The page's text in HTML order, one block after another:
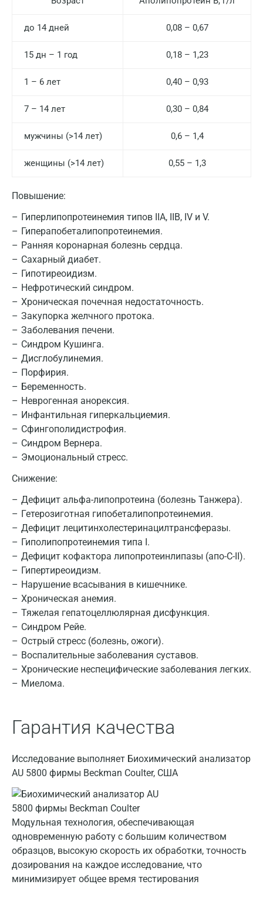
до 14 дней 0,08 – 0,67
15 дн – 1 год 0,18 – 1,23
1 – 6 лет 0,40 – 0,93
7 – 14 лет 0,30 – 0,84
мужчины (>14 лет) 0,6 – 1,4
женщины (>14 лет) 0,55 – 1,3
Повышение:
Гиперлипопротеинемия типов IIА, IIВ, IV и V.
Гиперапобеталипопротеинемия.
Ранняя коронарная болезнь сердца.
Сахарный диабет.
Гипотиреоидизм.
Нефротический синдром.
Хроническая почечная недостаточность.
Закупорка желчного протока.
Заболевания печени.
Синдром Кушинга.
Дисглобулинемия.
Порфирия.
Беременность.
Неврогенная анорексия.
Инфантильная гиперкальциемия.
Сфингополидистрофия.
Синдром Вернера.
Эмоциональный стресс.
Снижение:
Дефицит альфа-липопротеина (болезнь Танжера).
Гетерозиготная гипобеталипопротеинемия.
Дефицит лецитинхолестеринацилтрансферазы.
Гиполипопротеинемия типа I.
Дефицит кофактора липопротеинлипазы (апо-С-II).
Гипертиреоидизм.
Нарушение всасывания в кишечнике.
Хроническая анемия.
Тяжелая гепатоцеллюлярная дисфункция.
Синдром Рейе.
Острый стресс (болезнь, ожоги).
Воспалительные заболевания суставов.
Хронические неспецифические заболевания легких.
Миелома.
Гарантия качества
Исследование выполняет Биохимический анализатор
AU 5800 фирмы Beckman Coulter, США
Модульная технология, обеспечивающая
одновременную работу с большим количеством
образцов, высокую скорость их обработки, точность
дозирования на каждое исследование, что
минимизирует общее время тестирования
Москва
Санкт-Петербург
Нижний Новгород
Казань
Альметьевск
Апрелевка
Армавир
Астрахань
Балашиха
Барнаул
Брянск
Великий Новгород
Видное
Владимир
Волгоград
Волжский
Вологда
Воронеж
Всеволожск
Гатчина
Геленджик
Голубое
Дзержинский
Долгопрудный
Домодедово
Екатеринбург
Жуковский
Звенигород